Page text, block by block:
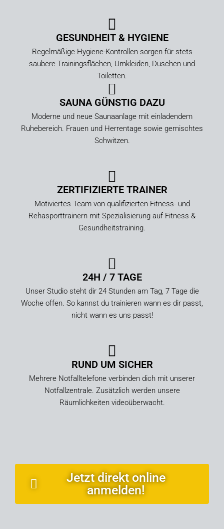
GESUNDHEIT & HYGIENE
Regelmäßige Hygiene-Kontrollen sorgen für stets
saubere Trainingsflächen, Umkleiden, Duschen und
Toiletten.
SAUNA GÜNSTIG DAZU
Moderne und neue Saunaanlage mit einladendem
Ruhebereich. Frauen und Herrentage sowie gemischtes
Schwitzen.
ZERTIFIZIERTE TRAINER
Motiviertes Team von qualifizierten Fitness- und
Rehasporttrainern mit Spezialisierung auf Fitness &
Gesundheitstraining.
24H / 7 TAGE
Unser Studio steht dir 24 Stunden am Tag, 7 Tage die
Woche offen. So kannst du trainieren wann es dir passt,
nicht wann es uns passt!
RUND UM SICHER
Mehrere Notfalltelefone verbinden dich mit unserer
Notfallzentrale. Zusätzlich werden unsere
Räumlichkeiten videoüberwacht.
Jetzt direkt online
anmelden!